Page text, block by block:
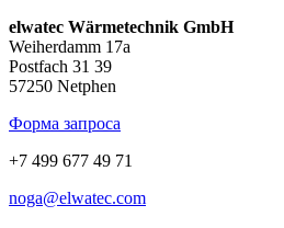
elwatec Wärmetechnik GmbH
Weiherdamm 17a
Postfach 31 39
57250 Netphen
Форма запроса
+7 499 677 49 71
noga@elwatec.com